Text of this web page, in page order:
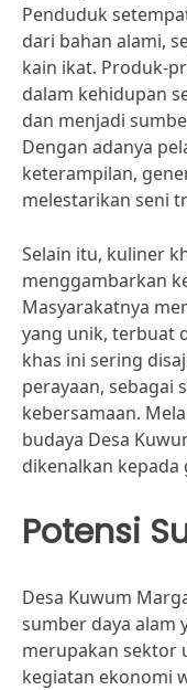
Penduduk
dari bahan alami,
kain ikat. Produk-
dalam kehidupan
dan menjadi
Dengan adanya
keterampilan,
melestarikan seni
Selain itu, kuliner
menggambarkan
Masyarakatnya
yang unik, terbuat
khas ini sering
perayaan, sebagai
kebersamaan.
budaya Desa
dikenalkan
Potensi
Desa Kuwum
sumber daya alam
merupakan sektor
kegiatan ekonomi